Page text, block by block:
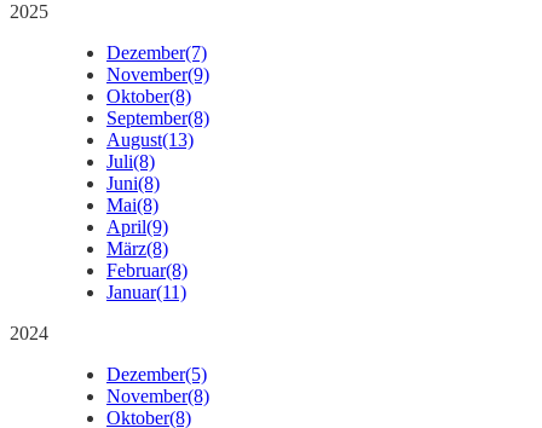
2025
Dezember(7)
November(9)
Oktober(8)
September(8)
August(13)
Juli(8)
Juni(8)
Mai(8)
April(9)
März(8)
Februar(8)
Januar(11)
2024
Dezember(5)
November(8)
Oktober(8)